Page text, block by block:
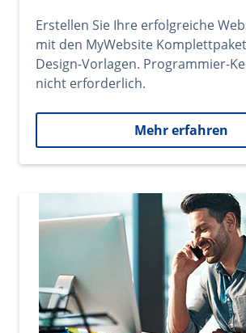
Erstellen Sie Ihre erfolgreiche
mit den MyWebsite
Design-Vorlagen. Programmier-
nicht erforderlich.
Mehr erfahren